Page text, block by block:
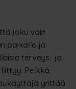
joku vain
paikalle ja
terveys- ja
Pelkkä
yrittää